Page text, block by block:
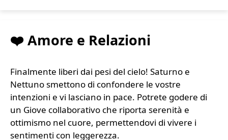
❤️ Amore e Relazioni
Finalmente liberi dai pesi del cielo! Saturno e
Nettuno smettono di confondere le vostre
intenzioni e vi lasciano in pace. Potrete godere di
un Giove collaborativo che riporta serenità e
ottimismo nel cuore, permettendovi di vivere i
sentimenti con leggerezza.